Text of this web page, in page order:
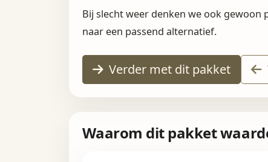
Bij slecht weer denken we ook gewoon
naar een passend alternatief.
Verder met dit pakket
Waarom dit pakket